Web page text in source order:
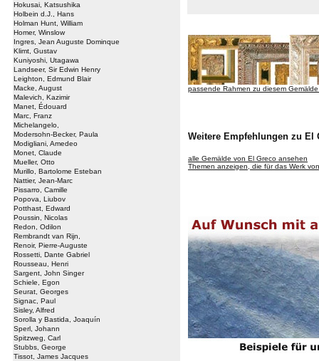
Hokusai, Katsushika
Holbein d.J., Hans
Holman Hunt, William
Homer, Winslow
Ingres, Jean Auguste Dominque
Klimt, Gustav
Kuniyoshi, Utagawa
Landseer, Sir Edwin Henry
Leighton, Edmund Blair
Macke, August
Malevich, Kazimir
Manet, Édouard
Marc, Franz
Michelangelo,
Modersohn-Becker, Paula
Modigliani, Amedeo
Monet, Claude
Mueller, Otto
Murillo, Bartolome Esteban
Nattier, Jean-Marc
Pissarro, Camille
Popova, Liubov
Potthast, Edward
Poussin, Nicolas
Redon, Odilon
Rembrandt van Rijn,
Renoir, Pierre-Auguste
Rossetti, Dante Gabriel
Rousseau, Henri
Sargent, John Singer
Schiele, Egon
Seurat, Georges
Signac, Paul
Sisley, Alfred
Sorolla y Bastida, Joaquín
Sperl, Johann
Spitzweg, Carl
Stubbs, George
Tissot, James Jacques
passende Rahmen zu diesem
Weitere Empfehlungen zu El
alle Gemälde von El Greco ansehen
Themen anzeigen, die für das Werk